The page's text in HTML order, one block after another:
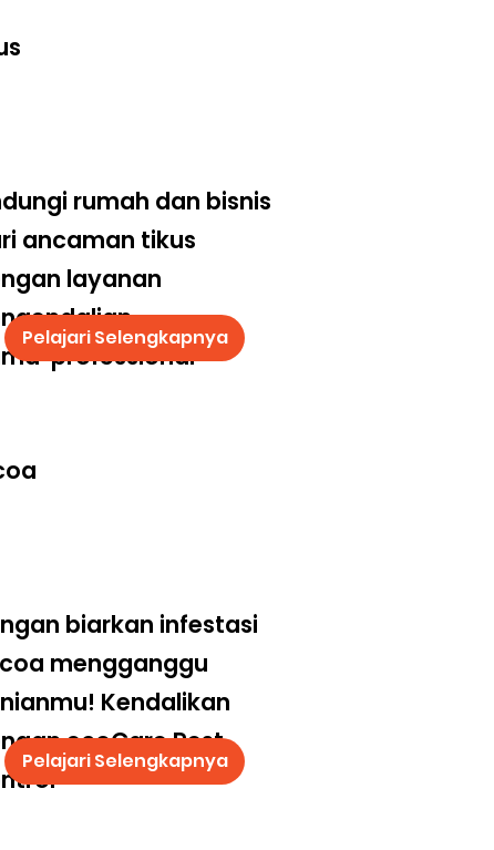
rumah dan bisnis
ancaman tikus
layanan
professional
Pelajari Selengkapnya
biarkan infestasi
mengganggu
Kendalikan
ecoCare Pest
Pelajari Selengkapnya